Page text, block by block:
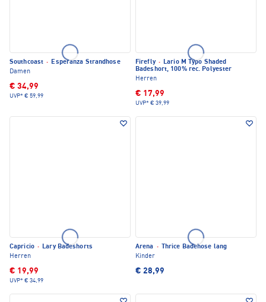
Southcoast · Esperanza Strandhose
Damen
€ 34,99
UVP* € 59,99
Firefly · Lario M Typo Shaded
Badeshort, 100% rec. Polyester
Herren
€ 17,99
UVP* € 39,99
Capricio · Lary Badeshorts
Herren
€ 19,99
UVP* € 34,99
Arena ·
Thrice Badehose lang
Kinder
€ 28,99